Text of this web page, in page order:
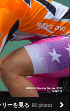
ーを見る 98 photos